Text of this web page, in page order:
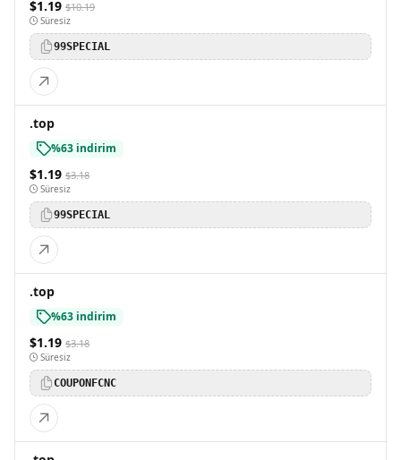
$1.19 $10.19
Süresiz
99SPECIAL
.top
%63 indirim
$1.19 $3.18
Süresiz
99SPECIAL
.top
%63 indirim
$1.19 $3.18
Süresiz
COUPONFCNC